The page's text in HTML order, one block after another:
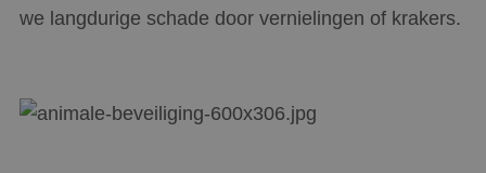
we langdurige schade door vernielingen of krakers.